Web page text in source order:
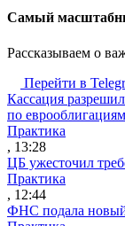
Cамый
Рассказываем о
Перейти в
Кассация
по еврооблигациям
Практика
, 13:28
ЦБ ужесточил
Практика
, 12:44
ФНС подала